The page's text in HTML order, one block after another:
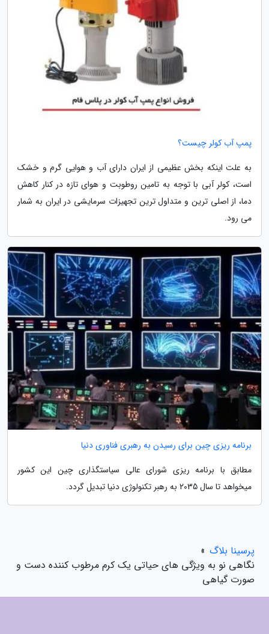
پمپ آب کولر چیست؟
به علت اینکه بخش عظیمی از ایران دارای آب و هوایی گرم و خشک
است، کولر آبی با توجه به تامین روطوبت و هوای تازه در کنار کاهش
دما، از اصلی ترین و متداول ترین تجهیزات سرمایشی در ایران به شمار
می رود.
برنامه ریزی چین برای رسیدن به رهبری فناوری دنیا
مطابق با برنامه ریزی شورای عالی سیاستگذاری چین این کشور
میخواهد تا سال 2035 به رهبر تکنولوژی دنیا تبدیل گردد.
پرسینا بلاگ »
نگاهی نو به ویژگی های حیاتی یک کرم مرطوب کننده دست و
صورت گیاهی